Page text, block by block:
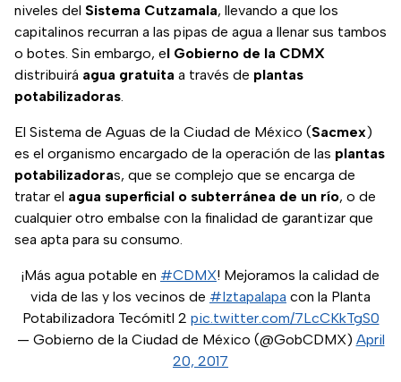
niveles del Sistema Cutzamala, llevando a que los
capitalinos recurran a las pipas de agua a llenar sus tambos
o botes. Sin embargo, el Gobierno de la CDMX
distribuirá agua gratuita a través de plantas
potabilizadoras.
El Sistema de Aguas de la Ciudad de México (Sacmex)
es el organismo encargado de la operación de las plantas
potabilizadoras, que se complejo que se encarga de
tratar el agua superficial o subterránea de un río, o de
cualquier otro embalse con la finalidad de garantizar que
sea apta para su consumo.
¡Más agua potable en #CDMX! Mejoramos la calidad de
vida de las y los vecinos de #Iztapalapa con la Planta
Potabilizadora Tecómitl 2 pic.twitter.com/7LcCKkTgS0
— Gobierno de la Ciudad de México (@GobCDMX) April
20, 2017